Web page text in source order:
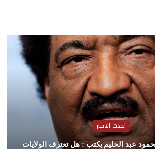
احدث الاخبار
عبد الحليم يكتب : هل تعترف الولايات